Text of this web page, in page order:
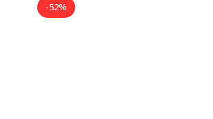
-52%